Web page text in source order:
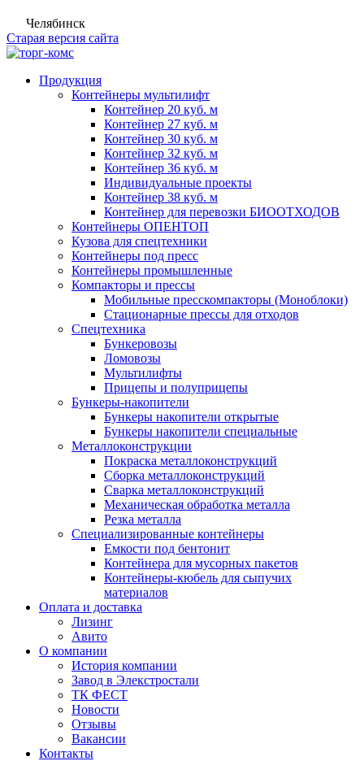
Челябинск
Старая версия сайта
Продукция
Контейнеры мультилифт
Контейнер 20 куб. м
Контейнер 27 куб. м
Контейнер 30 куб. м
Контейнер 32 куб. м
Контейнер 36 куб. м
Индивидуальные проекты
Контейнер 38 куб. м
Контейнер для перевозки БИООТХОДОВ
Контейнеры ОПЕНТОП
Кузова для спецтехники
Контейнеры под пресс
Контейнеры промышленные
Компакторы и прессы
Мобильные пресскомпакторы (Моноблоки)
Стационарные прессы для отходов
Спецтехника
Бункеровозы
Ломовозы
Мультилифты
Прицепы и полуприцепы
Бункеры-накопители
Бункеры накопители открытые
Бункеры накопители специальные
Металлоконструкции
Покраска металлоконструкций
Сборка металлоконструкций
Сварка металлоконструкций
Механическая обработка металла
Резка металла
Специализированные контейнеры
Емкости под бентонит
Контейнера для мусорных пакетов
Контейнеры-кюбель для сыпучих
материалов
Оплата и доставка
Лизинг
Авито
О компании
История компании
Завод в Элекстростали
ТК ФЕСТ
Новости
Отзывы
Вакансии
Контакты